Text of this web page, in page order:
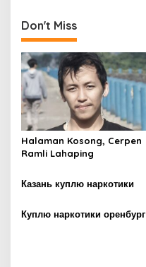
s
t
n
a
v
i
g
a
t
o
Don't Miss
Halaman Kosong, Cerpen
Ramli Lahaping
Казань куплю наркотики
Куплю наркотики оренбург